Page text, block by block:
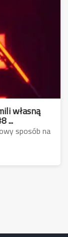
własną
...
sposób na